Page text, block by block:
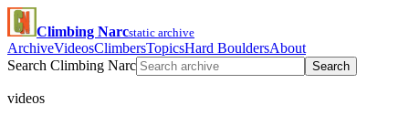
Climbing Narcstatic archive
ArchiveVideosClimbersTopicsHard BouldersAbout
Search Climbing Narc
Search
videos